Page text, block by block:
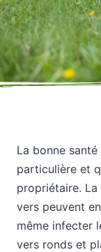
La bonne
particulière et
propriétaire.
vers peuvent
même infecter
vers ronds et